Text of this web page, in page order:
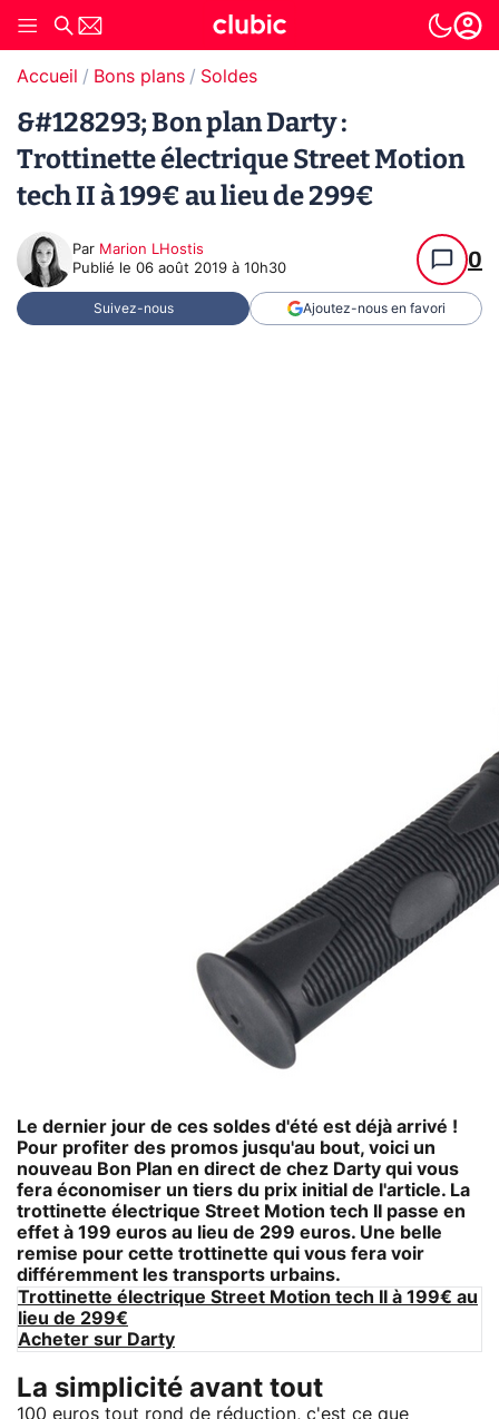
Accueil Bons plans Soldes
&#128293; Bon plan Darty :
Trottinette électrique Street Motion
tech II à 199€ au lieu de 299€
Par Marion LHostis
Publié le 06 août 2019 à 10h30 0
Suivez-nous Ajoutez-nous en favori
Le dernier jour de ces soldes d'été est déjà arrivé !
Pour profiter des promos jusqu'au bout, voici un
nouveau Bon Plan en direct de chez Darty qui vous
fera économiser un tiers du prix initial de l'article. La
trottinette électrique Street Motion tech II
passe en
effet à 199 euros au lieu de 299 euros. Une belle
remise pour cette trottinette qui vous fera voir
différemment les transports urbains.
Trottinette électrique Street Motion tech II à 199€ au
lieu de 299€
Acheter sur Darty
La simplicité avant tout
100 euros tout rond de réduction, c'est ce que